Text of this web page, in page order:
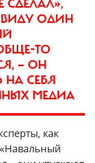
СДЕЛАЛ»,
ОДИН
ТО
— ОН
НА СЕБЯ
МЕДИА
как